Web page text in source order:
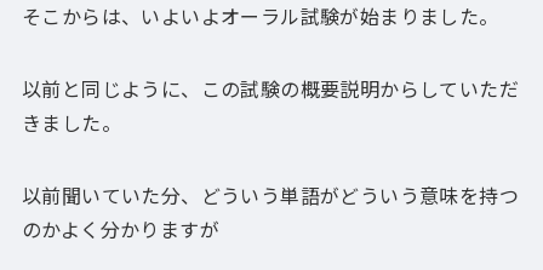
そこからは、いよいよオーラル試験が始まりました。
以前と同じように、この試験の概要説明からしていただ
きました。
以前聞いていた分、どういう単語がどういう意味を持つ
のかよく分かりますが